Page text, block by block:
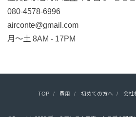
080-4578-6996
airconte@gmail.com
月〜土 8AM - 17PM
TOP 費用 初めての方へ 会社